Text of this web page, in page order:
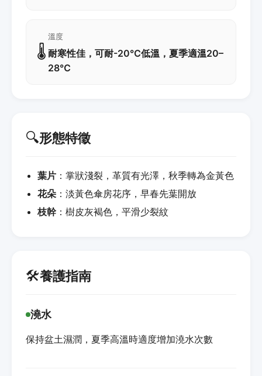
🌡️
溫度
耐寒性佳，可耐-20℃低溫，夏季適溫20–
28℃
🔍形態特徵
葉片 ：掌狀淺裂，革質有光澤，秋季轉為金黃色
花朵 ：淡黃色傘房花序，早春先葉開放
枝幹：樹皮灰褐色，平滑少裂紋
🛠️養護指南
澆水
保持盆土濕潤，夏季高溫時適度增加澆水次數